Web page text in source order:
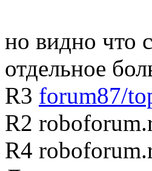
но видно что
отдельное
R3 forum87/
R2
R4